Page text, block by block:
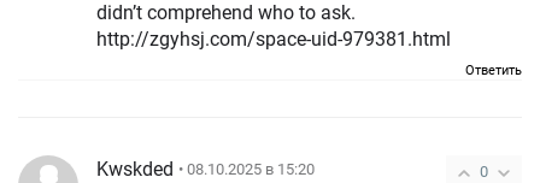
didn’t comprehend who to ask.
http://zgyhsj.com/space-uid-979381.html
Ответить
0
Kwskded • 08.10.2025 в 15:20